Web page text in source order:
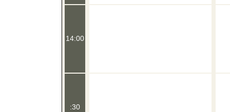
14:00
:30